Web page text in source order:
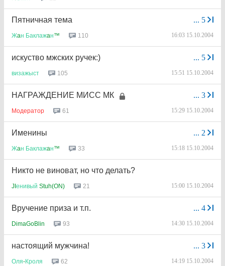
... 5
Пятничная тема
Жaн Баклажaн™ 110 16:03 15.10.2004
... 5
искуство мжских ручек:)
визажыст 105 15:51 15.10.2004
... 3
НАГРАЖДЕНИЕ МИСС МК
Модератор 61 15:29 15.10.2004
... 2
Именины
Жaн Баклажaн™ 33 15:18 15.10.2004
Никто не виноват, но что делать?
JI енивый Stuh(ON) 21 15:00 15.10.2004
... 4
Вручение приза и т.п.
DimaGoBlin 93 14:30 15.10.2004
... 3
настоящий мужчина!
Оля-Кроля 62 14:19 15.10.2004